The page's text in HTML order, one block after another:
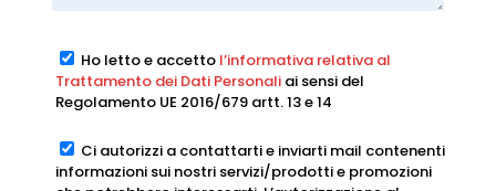
Ho letto e accetto l’informativa relativa al
Trattamento dei Dati Personaliai sensi del
Regolamento UE 2016/679 artt. 13 e 14
Ci autorizzi a contattarti e inviarti mail contenenti
informazioni sui nostri servizi/prodotti e promozioni